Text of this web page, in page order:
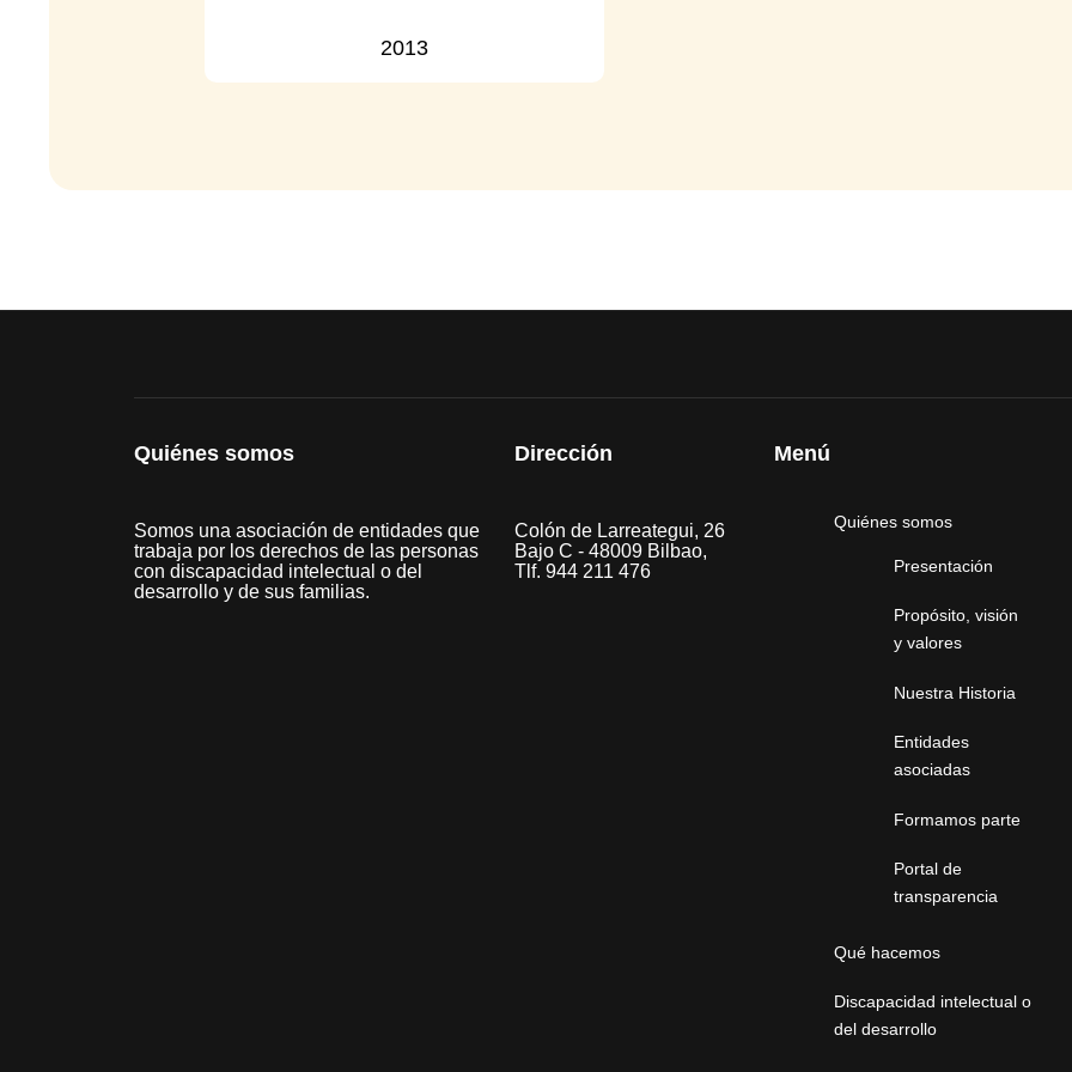
2013
Quiénes somos
Somos una asociación de entidades que
trabaja por los derechos de las personas
con discapacidad intelectual o del
desarrollo y de sus familias.
Dirección
Colón de Larreategui, 26
Bajo C - 48009 Bilbao,
Tlf. 944 211 476
Menú
Quiénes somos
Presentación
Propósito, visión
y valores
Nuestra Historia
Entidades
asociadas
Formamos parte
Portal de
transparencia
Qué hacemos
Discapacidad intelectual o
del desarrollo